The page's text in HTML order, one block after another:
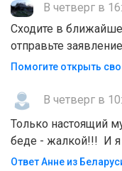
В четверг в
Сходите в
отправьте
Помогите открыть
В четверг в
Только настоящий
беде - жалкой!!! И я
Ответ Анне из